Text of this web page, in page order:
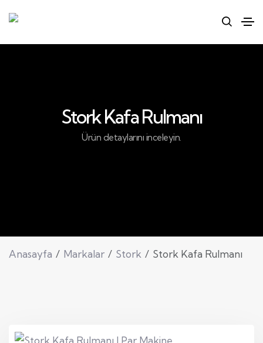
Stork Kafa Rulmanı
Ürün detaylarını inceleyin.
Anasayfa Markalar Stork Stork Kafa Rulmanı